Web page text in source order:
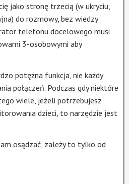
jako stronę trzecią (w ukryciu,
do rozmowy, bez wiedzy
telefonu docelowego musi
3-osobowymi aby
potężna funkcja, nie każdy
połączeń. Podczas gdy niektóre
wiele, jeżeli potrzebujesz
dzieci, to narzędzie jest
osądzać, zależy to tylko od